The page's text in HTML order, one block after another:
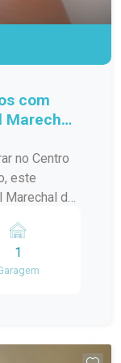
com
Marechal
no Centro
este
Marechal de
o imóvel
a
em
1